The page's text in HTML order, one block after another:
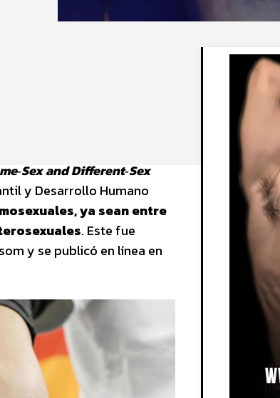
and Different‐Sex
y Desarrollo Humano
ya sean entre
. Este fue
y se publicó en línea en